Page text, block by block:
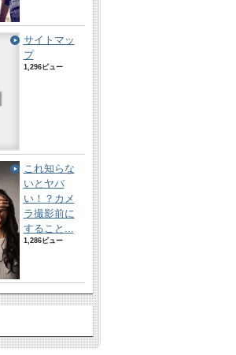
サイトマッ
プ
1,296ビュー
これ知らな
いとヤバ
い！？カメ
ラ撮影前に
すること...
1,286ビュー